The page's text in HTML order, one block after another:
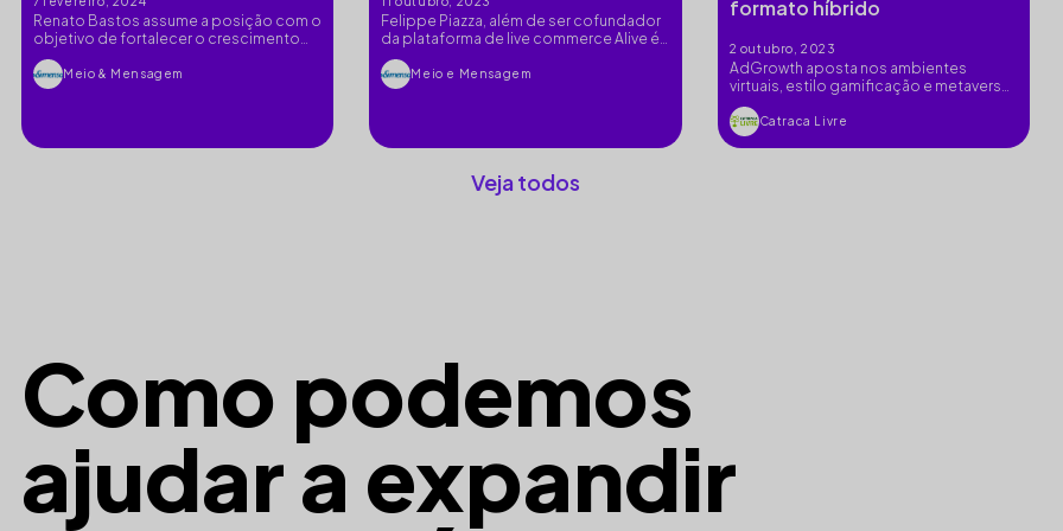
Renato Bastos assume a posição com o
objetivo de fortalecer o crescimento
do grupo no mercado publicitário
Meio & Mensagem
Felippe Piazza, além de ser cofundador
da plataforma de live commerce Alive é
board member da Adgrowth
Meio e Mensagem
formato híbrido
2 outubro, 2023
AdGrowth aposta nos ambientes
virtuais, estilo gamificação e metaverso,
da Gather para manter equipe
conectada e prevê mais de R$500 mil
em redução de custos.
Catraca Livre
Veja todos
Como podemos
ajudar a expandir